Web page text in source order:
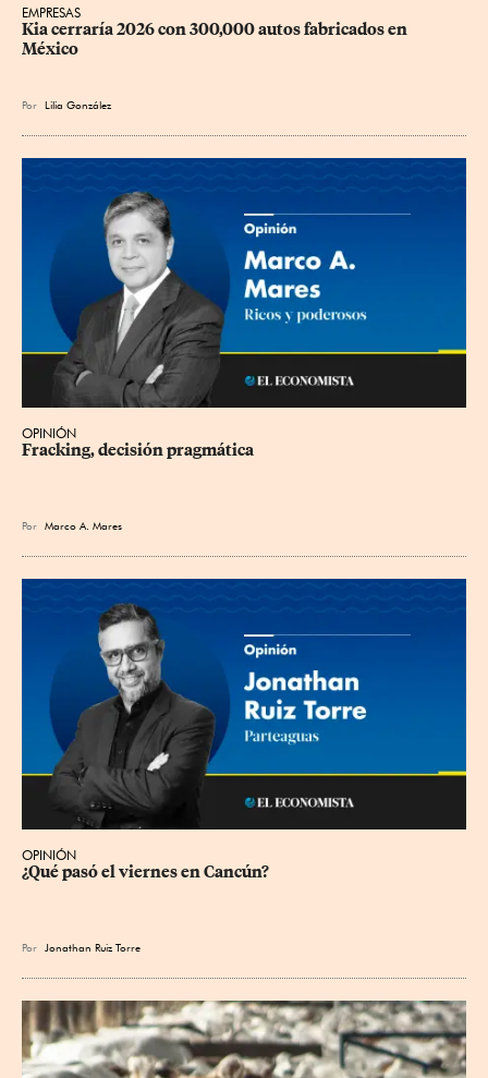
EMPRESAS
Kia cerraría 2026 con 300,000 autos fabricados en
México
Por Lilia González
OPINIÓN
Fracking, decisión pragmática
Por Marco A. Mares
OPINIÓN
¿Qué pasó el viernes en Cancún?
Por Jonathan Ruiz Torre